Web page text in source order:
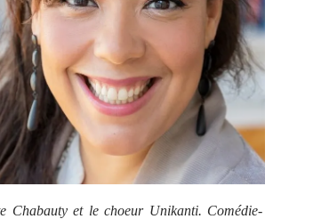
Chabauty et le choeur Unikanti. Comédie-